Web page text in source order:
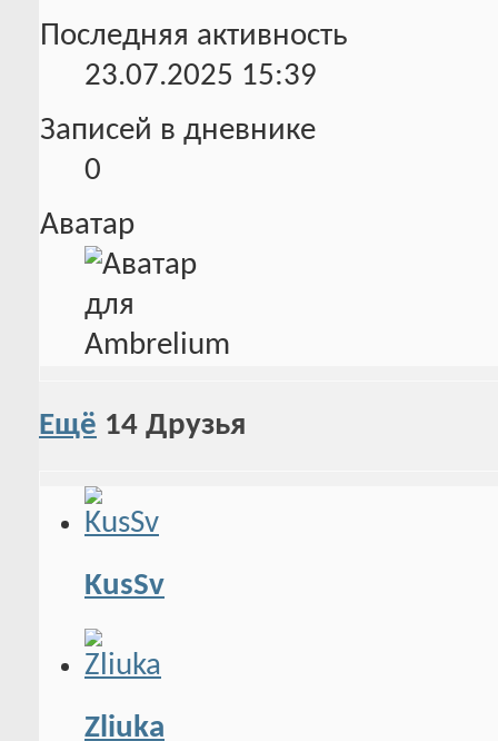
Последняя активность
23.07.2025 15:39
Записей в дневнике
0
Аватар
Ещё 14 Друзья
KusSv
Zliuka